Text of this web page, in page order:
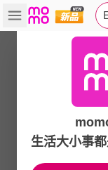
生活大小事